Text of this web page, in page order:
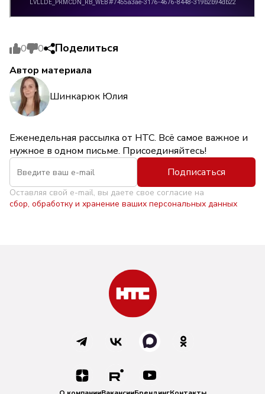
0 0 Поделиться
Автор материала
Шинкарюк Юлия
Еженедельная рассылка от НТС. Всё самое важное и
нужное в одном письме. Присоединяйтесь!
Подписаться
Оставляя свой e-mail, вы даете свое согласие на
сбор, обработку и хранение ваших персональных данных